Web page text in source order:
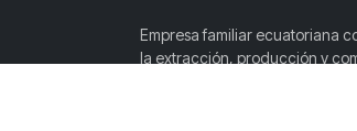
Empresa familiar ecuatoriana
la extracción, producción y